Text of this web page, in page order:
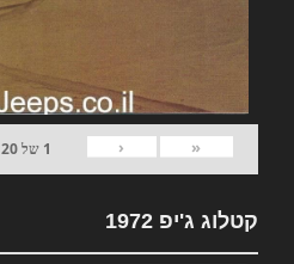
«
‹
1 של20
קטלוג ג'יפ 1972